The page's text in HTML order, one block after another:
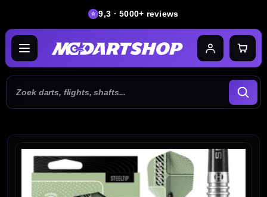
9,3 · 5000+ reviews